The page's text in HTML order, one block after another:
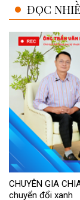
ĐỌC
CHUYÊN GIA
chuyển đổi xanh